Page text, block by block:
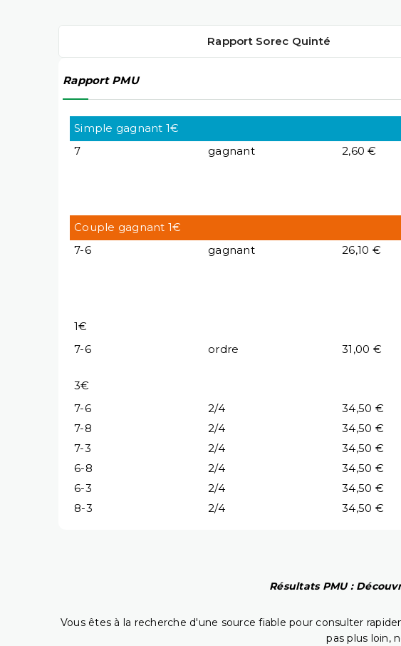
Rapport Sorec Quinté
Rapport PMU
Simple gagnant 1€
7
gagnant 2,60 €
Couple gagnant 1€
7-6
gagnant 26,10 €
1€
7-6
ordre 31,00 €
3€
7-6
2/4
34,50 €
7-8
2/4
34,50 €
7-3
2/4
34,50 €
6-8
2/4
34,50 €
6-3
2/4
34,50 €
8-3
2/4 34,50 €
Résultats PMU :
Vous êtes à la recherche d'une source fiable pour consulter
pas plus loin,